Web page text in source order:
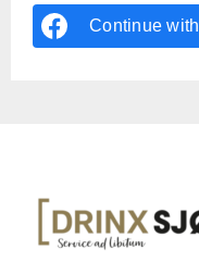
Continue with